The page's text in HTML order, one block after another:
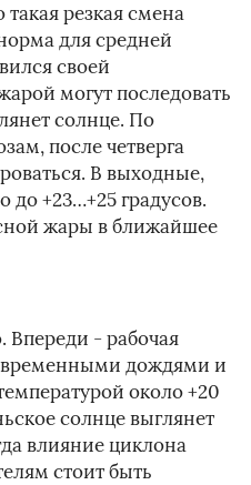
резкая смена
для средней
своей
могут последовать
солнце. По
после четверга
В выходные,
до +23…+25 градусов.
жары в ближайшее
Впереди - рабочая
дождями и
около +20
солнце выглянет
влияние циклона
стоит быть